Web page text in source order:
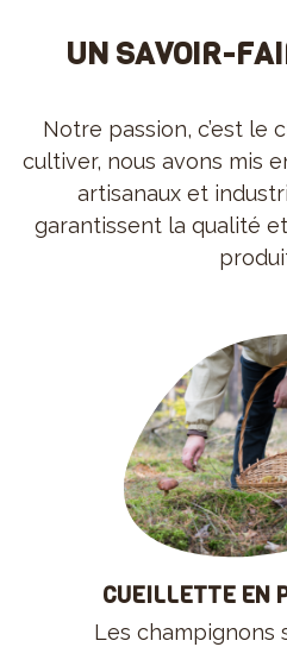
UN SAVOIR-
Notre passion, c’est le
cultiver, nous avons mis
artisanaux et
garantissent la qualité
CUEILLETTE EN
Les champignons